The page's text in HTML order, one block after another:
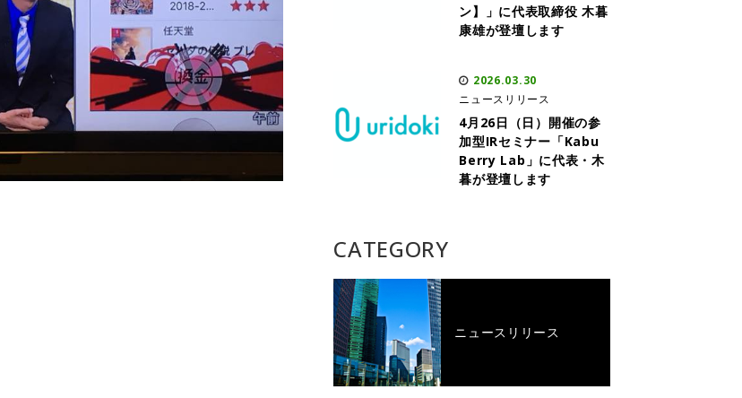
ン】」に代表取締役 木暮
康雄が登壇します
2026.03.30
ニュースリリース
4月26日（日）開催の参
加型IRセミナー「Kabu
Berry Lab」に代表・木
暮が登壇します
CATEGORY
ニュースリリース